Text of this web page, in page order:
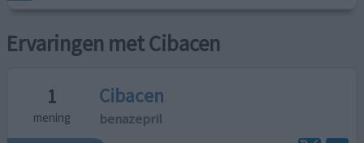
Ervaringen met Cibacen
1
mening
Cibacen
benazepril